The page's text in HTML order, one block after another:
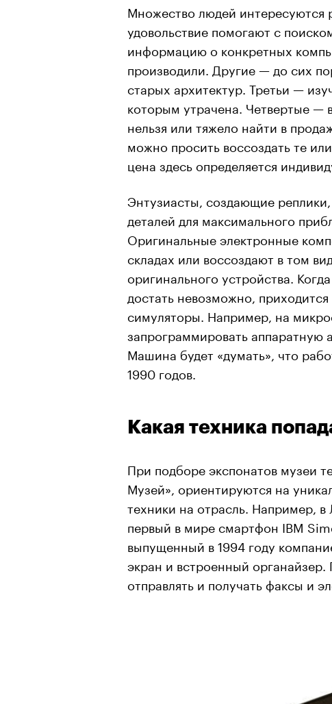
Множество людей интересуются
удовольствие помогают с
информацию о конкретных
производили. Другие — до сих
старых архитектур. Третьи —
которым утрачена. Четвертые —
нельзя или тяжело найти в
можно просить воссоздать те
цена здесь определяется
Энтузиасты, создающие
деталей для максимального
Оригинальные электронные
складах или воссоздают в том
оригинального устройства.
достать невозможно,
симуляторы. Например, на
запрограммировать аппаратную
Машина будет «думать», что
1990 годов.
Какая техника
При подборе экспонатов музеи
Музей», ориентируются на
техники на отрасль. Например,
первый в мире смартфон IBM
выпущенный в 1994 году
экран и встроенный
отправлять и получать факсы и